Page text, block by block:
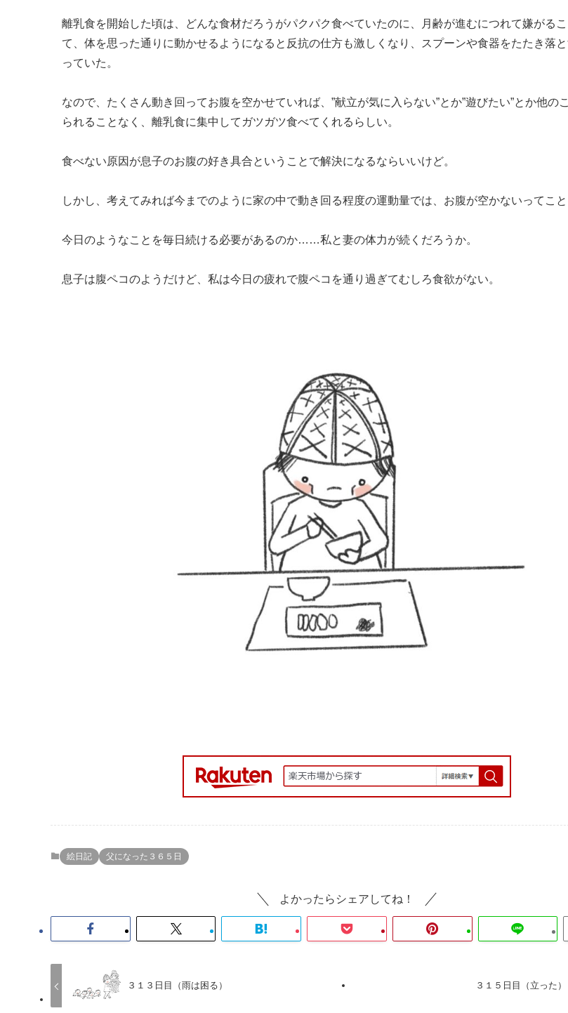
離乳食を開始した頃は、どんな食材だろうがパクパク食べていたのに、月齢が進むにつれて嫌がるこ
て、体を思った通りに動かせるようになると反抗の仕方も激しくなり、スプーンや食器をたたき落
っていた。
なので、たくさん動き回ってお腹を空かせていれば、”献立が気に入らない”とか”遊びたい”とか他の
られることなく、離乳食に集中してガツガツ食べてくれるらしい。
食べない原因が息子のお腹の好き具合ということで解決になるならいいけど。
しかし、考えてみれば今までのように家の中で動き回る程度の運動量では、お腹が空かないってこと
今日のようなことを毎日続ける必要があるのか……私と妻の体力が続くだろうか。
息子は腹ペコのようだけど、私は今日の疲れで腹ペコを通り過ぎてむしろ食欲がない。
絵日記 父になった３６５日
よかったらシェアしてね！
３１３日目（雨は困る） ３１５日目（立った）